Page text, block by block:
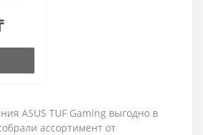
ASUS TUF Gaming выгодно в
ассортимент от